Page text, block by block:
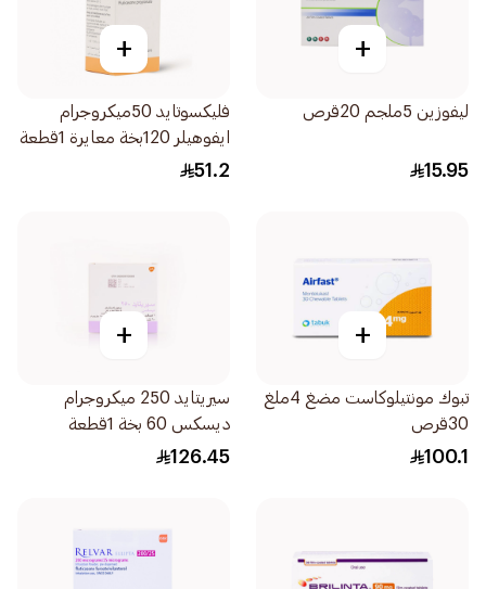
+
ليفوزين 5ملجم 20قرص
15.95
+
فليكسوتايد 50ميكروجرام
ايفوهيلر 120بخة معايرة 1قطعة
51.2
+
تبوك مونتيلوكاست مضغ 4ملغ
30قرص
100.1
+
سيريتايد 250 ميكروجرام
ديسكس 60 بخة 1قطعة
126.45